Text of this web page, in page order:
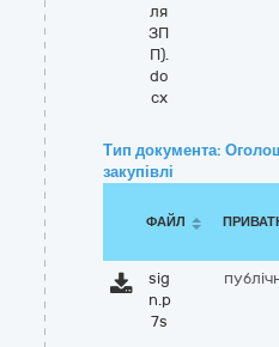
ля
ЗП
П).
do
cx
Тип документа:
закупівлі
ФАЙЛ
sig
n.p
7s